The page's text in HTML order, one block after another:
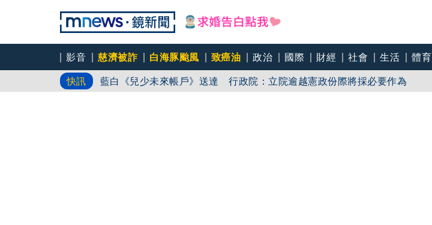
影音 慈濟被詐 白海豚颱風 致癌油 政治 國際 財經 社會 生活 體育
快訊
台鐵司機竟是偷拍狼 車站廁所、農場放針孔「小孩也受害」
藍白《兒少未來帳戶》送達 行政院：立院逾越憲政份際將採必要作為